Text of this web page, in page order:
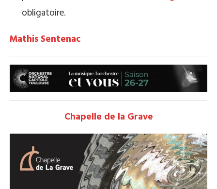
obligatoire.
Mathis Sentenac
Chapelle de la Grave